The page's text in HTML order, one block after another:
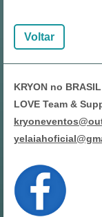
Voltar
KRYON no
LOVE Team &